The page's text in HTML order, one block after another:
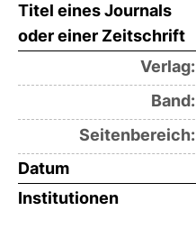
Titel eines Journals
oder einer Zeitschrift
Verlag:
Band:
Seitenbereich:
Datum
Institutionen